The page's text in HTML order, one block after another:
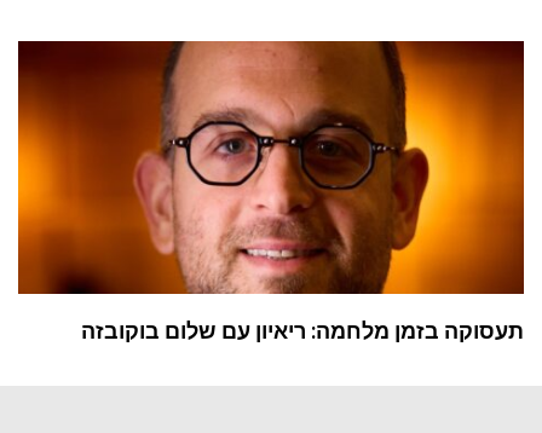
תעסוקה בזמן מלחמה: ריאיון עם שלום בוקובזה